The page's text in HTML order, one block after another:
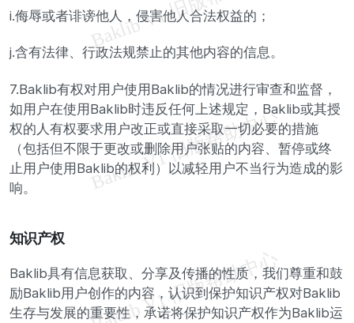
i.侮辱或者诽谤他人，侵害他人合法权益的；
j.含有法律、行政法规禁止的其他内容的信息。
7.Baklib有权对用户使用Baklib的情况进行审查和监督，
如用户在使用Baklib时违反任何上述规定，Baklib或其授
权的人有权要求用户改正或直接采取一切必要的措施
（包括但不限于更改或删除用户张贴的内容、暂停或终
止用户使用Baklib的权利）以减轻用户不当行为造成的影
响。
知识产权
Baklib具有信息获取、分享及传播的性质，我们尊重和鼓
励Baklib用户创作的内容，认识到保护知识产权对Baklib
生存与发展的重要性，承诺将保护知识产权作为Baklib运